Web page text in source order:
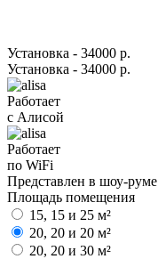
Установка - 34000 р.
Установка - 34000 р.
Работает
с Алисой
Работает
по WiFi
Представлен в шоу-руме
Площадь помещения
15, 15 и 25 м²
20, 20 и 20 м²
20, 20 и 30 м²